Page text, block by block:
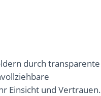
durch transparente
Einsicht und Vertrauen.